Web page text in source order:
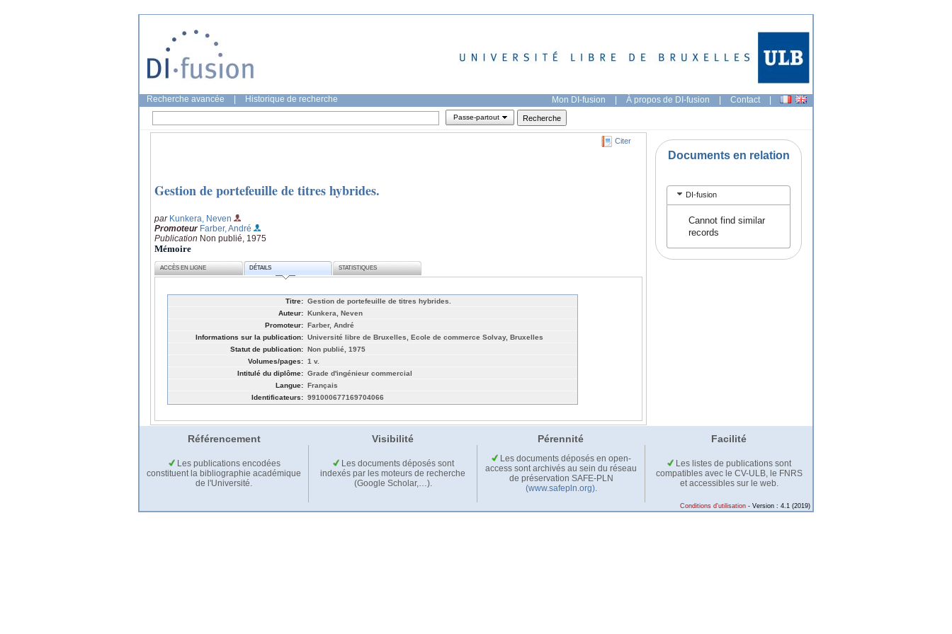
Recherche avancée Historique de recherche Mon DI-fusion | À propos de DI-fusion | Contact |
Passe-partout
Citer
Gestion de portefeuille de titres hybrides.
par Kunkera, Neven
Promoteur Farber, André
Publication Non publié, 1975
Mémoire
ACCÈS EN LIGNE DÉTAILS STATISTIQUES
Titre: Gestion de portefeuille de titres hybrides.
Auteur: Kunkera, Neven
Promoteur: Farber, André
Informations sur la publication: Université libre de Bruxelles, Ecole de commerce Solvay, Bruxelles
Statut de publication: Non publié, 1975
Volumes/pages: 1 v.
Intitulé du diplôme: Grade d'ingénieur commercial
Langue: Français
Identificateurs: 991000677169704066
Documents en relation
DI-fusion
Cannot find similar
records
Référencement Visibilité Pérennité Facilité
Les publications encodées
constituent la bibliographie académique
de l'Université.
Les documents déposés sont
indexés par les moteurs de recherche
(Google Scholar,…).
Les documents déposés en open-
access sont archivés au sein du réseau
de préservation SAFE-PLN
(www.safepln.org).
Les listes de publications sont
compatibles avec le CV-ULB, le FNRS
et accessibles sur le web.
Conditions d'utilisation - Version : 4.1 (2019)